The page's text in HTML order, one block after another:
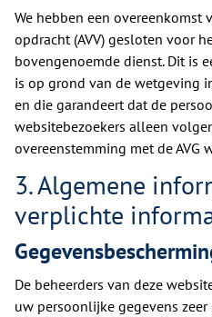
We hebben een overeenkomst
opdracht (AVV) gesloten voor
bovengenoemde dienst. Dit is
is op grond van de wetgeving
en die garandeert dat de
websitebezoekers alleen
overeenstemming met de AVG
3. Algemene
verplichte
De beheerders van deze
uw persoonlijke gegevens